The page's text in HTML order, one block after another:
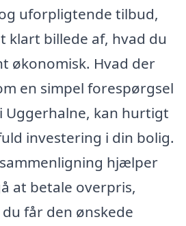
uforpligtende tilbud,
klart billede af, hvad du
økonomisk. Hvad der
en simpel forespørgsel
Uggerhalne, kan hurtigt
investering i din bolig.
hjælper
at betale overpris,
får den ønskede